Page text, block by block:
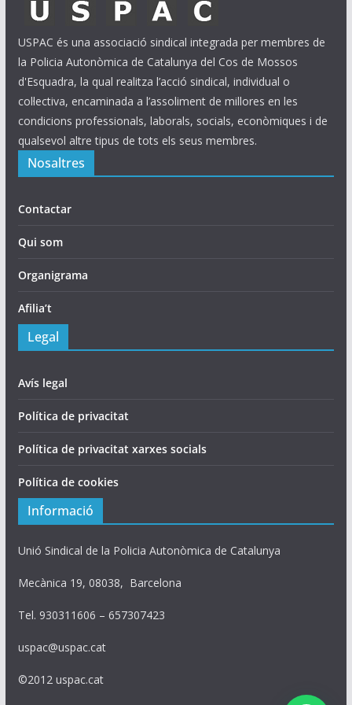
USPAC és una associació sindical integrada per membres de
la Policia Autonòmica de Catalunya del Cos de Mossos
d'Esquadra, la qual realitza l’acció sindical, individual o
col·lectiva, encaminada a l’assoliment de millores en les
condicions professionals, laborals, socials, econòmiques i de
qualsevol altre tipus de tots els seus membres.
Nosaltres
Contactar
Qui som
Organigrama
Afilia’t
Legal
Avís legal
Política de privacitat
Política de privacitat xarxes socials
Política de cookies
Informació
Unió Sindical de la Policia Autonòmica de Catalunya
Mecànica 19, 08038, Barcelona
Tel. 930311606 – 657307423
uspac@uspac.cat
©2012 uspac.cat